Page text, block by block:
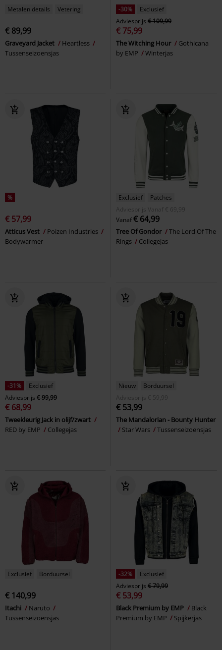
Metalen details Vetering
€ 89,99
Graveyard Jacket
Heartless
Tussenseizoensjas
-30%
Exclusief
Adviesprijs € 109,99
€ 75,99
The Witching Hour
Gothicana
by EMP
Winterjas
%
€ 57,99
Atticus Vest
Poizen Industries
Bodywarmer
Exclusief
Patches
Adviesprijs
Vanaf € 69,99
Vanaf€ 64,99
Tree Of Gondor
The Lord Of The
Rings
Collegejas
-31%
Exclusief
Adviesprijs € 99,99
€ 68,99
Tweekleurig Jack in olijf/zwart
RED by EMP
Collegejas
Nieuw
Borduursel
Adviesprijs
€ 59,99
€ 53,99
The Mandalorian - Bounty Hunter
Star Wars
Tussenseizoensjas
Exclusief Borduursel
€ 140,99
Itachi
Naruto
Tussenseizoensjas
-32%
Exclusief
Adviesprijs € 79,99
€ 53,99
Black Premium by EMP
Black
Premium by EMP
Spijkerjas